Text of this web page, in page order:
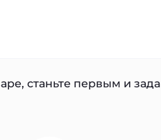
станьте первым и